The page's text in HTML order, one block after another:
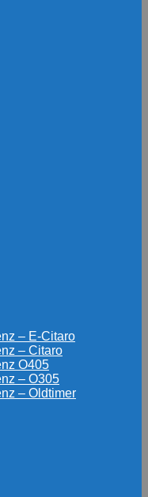
– E-Citaro
– Citaro
O405
– O305
– Oldtimer